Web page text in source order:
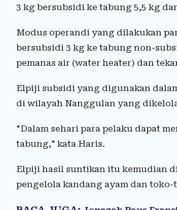
3 kg bersubsidi ke tabung 5,5 kg
Modus operandi yang dilakukan
bersubsidi 3 kg ke tabung non-
pemanas air (water heater) dan
Elpiji subsidi yang digunakan
di wilayah Nanggulan yang
"Dalam sehari para pelaku dapat
tabung," kata Haris.
Elpiji hasil suntikan itu kemudian
pengelola kandang ayam dan